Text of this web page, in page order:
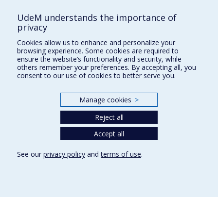
Who does what?
Find us
Site map
Accessibility
UdeM understands the importance of
privacy
Cookies allow us to enhance and personalize your
browsing experience. Some cookies are required to
ensure the website’s functionality and security, while
others remember your preferences. By accepting all, you
consent to our use of cookies to better serve you.
Manage cookies >
Reject all
Accept all
See our privacy policy andterms of use.